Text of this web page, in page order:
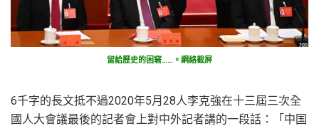
留給歷史的困窘……。網絡截屏
6千字的長文抵不過2020年5月28人李克強在十三屆三次全
國人大會議最後的記者會上對中外記者講的一段話：「中国